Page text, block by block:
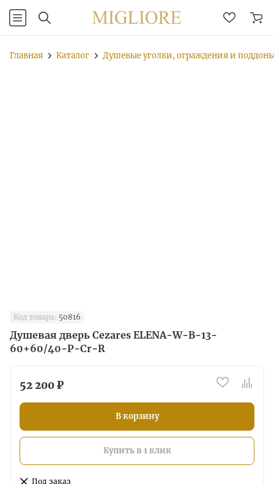
Главная Каталог Душевые уголки, ограждения и
Код товара: 50816
Душевая дверь Cezares ELENA-W-B-13-
60+60/40-P-Cr-R
52 200 ₽
В корзину
Купить в 1 клик
Под заказ